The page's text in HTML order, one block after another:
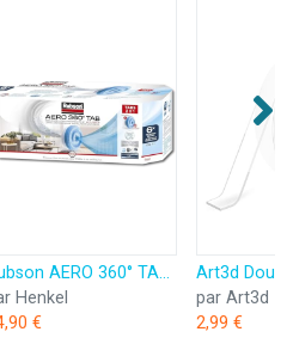
Rubson AERO 360° TAB, recharges en tabs neutres pour absorbeur d'humidité, ultra absorbantes et anti odeurs recharges pour déshumidificateurs AERO 360°, 6 x 450 g
Henkel
€
par Art3d
2,99 €